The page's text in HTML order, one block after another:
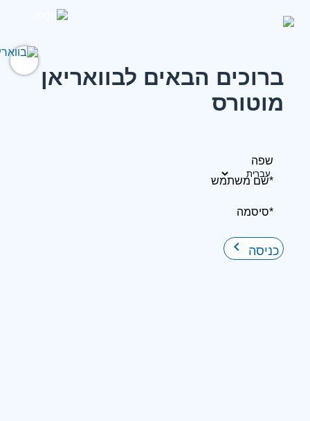
ברוכים הבאים לבוואריאן
מוטורס
שפה
*שם משתמש
*סיסמה
כניסה keyboard_arrow_right